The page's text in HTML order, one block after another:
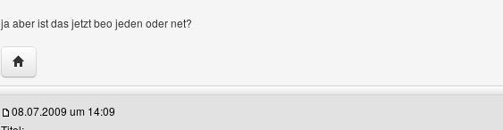
ja aber ist das jetzt beo jeden oder net?
Website dieses Benutzers besuchen: wasserbombe
08.07.2009 um 14:09